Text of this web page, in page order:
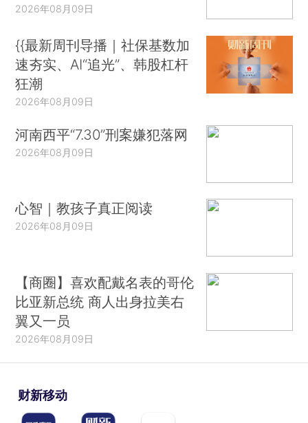
2026年08月09日
{{最新周刊导播｜社保基数加
速夯实、AI“追光”、韩股杠杆
狂潮
2026年08月09日
河南西平“7.30”刑案嫌犯落网
2026年08月09日
心智｜教孩子真正阅读
2026年08月09日
【商圈】喜欢配戴名表的哥伦
比亚新总统 商人出身拉美右
翼又一员
2026年08月09日
财新移动